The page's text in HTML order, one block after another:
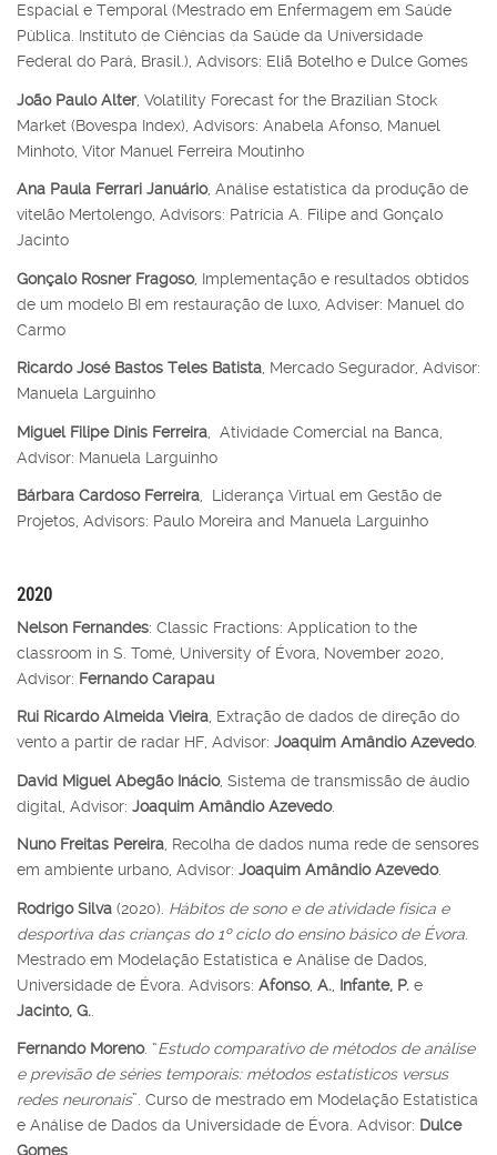
Espacial e Temporal (Mestrado em Enfermagem em Saúde
Pública. Instituto de Ciências da Saúde da Universidade
Federal do Pará, Brasil.), Advisors: Eliã Botelho e Dulce Gomes
João Paulo Alter, Volatility Forecast for the Brazilian Stock
Market (Bovespa Index), Advisors: Anabela Afonso, Manuel
Minhoto, Vitor Manuel Ferreira Moutinho
Ana Paula Ferrari Januário, Análise estatística da produção de
vitelão Mertolengo, Advisors: Patrícia A. Filipe and Gonçalo
Jacinto
Gonçalo Rosner Fragoso, Implementação e resultados obtidos
de um modelo BI em restauração de luxo, Adviser: Manuel do
Carmo
Ricardo José Bastos Teles Batista, Mercado Segurador, Advisor:
Manuela Larguinho
Miguel Filipe Dinis Ferreira , Atividade Comercial na Banca,
Advisor: Manuela Larguinho
Bárbara Cardoso Ferreira, Liderança Virtual em Gestão de
Projetos, Advisors: Paulo Moreira and Manuela Larguinho
2020
Nelson Fernandes: Classic Fractions: Application to the
classroom in S. Tomé, University of Évora, November 2020,
Advisor: Fernando Carapau
Rui Ricardo Almeida Vieira , Extração de dados de direção do
vento a partir de radar HF, Advisor: Joaquim Amândio Azevedo.
David Miguel Abegão Inácio, Sistema de transmissão de áudio
digital, Advisor: Joaquim Amândio Azevedo.
Nuno Freitas Pereira , Recolha de dados numa rede de sensores
em ambiente urbano, Advisor: Joaquim Amândio Azevedo.
Rodrigo Silva (2020). Hábitos de sono e de atividade física e
desportiva das crianças do 1º ciclo do ensino básico de Évora
Mestrado em Modelação Estatística e Análise de Dados,
Universidade de Évora. Advisors: Afonso, A. Infante, P. e
Jacinto, G.
Fernando Moreno. “Estudo comparativo de métodos de análise
e previsão de séries temporais: métodos estatísticos versus
redes neuronais”. Curso de mestrado em Modelação Estatística
e Análise de Dados da Universidade de Évora. Advisor: Dulce
Gomes